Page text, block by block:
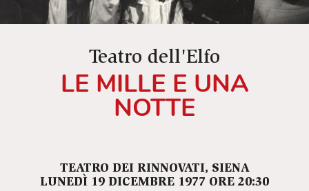
Teatro dell'Elfo
LE MILLE E UNA
NOTTE
TEATRO DEI RINNOVATI, SIENA
LUNEDÌ 19 DICEMBRE 1977 ORE 20:30